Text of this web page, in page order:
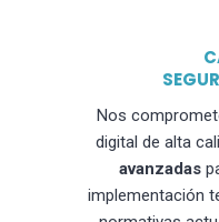
Nos
digital de alta
avanzadas
implementación